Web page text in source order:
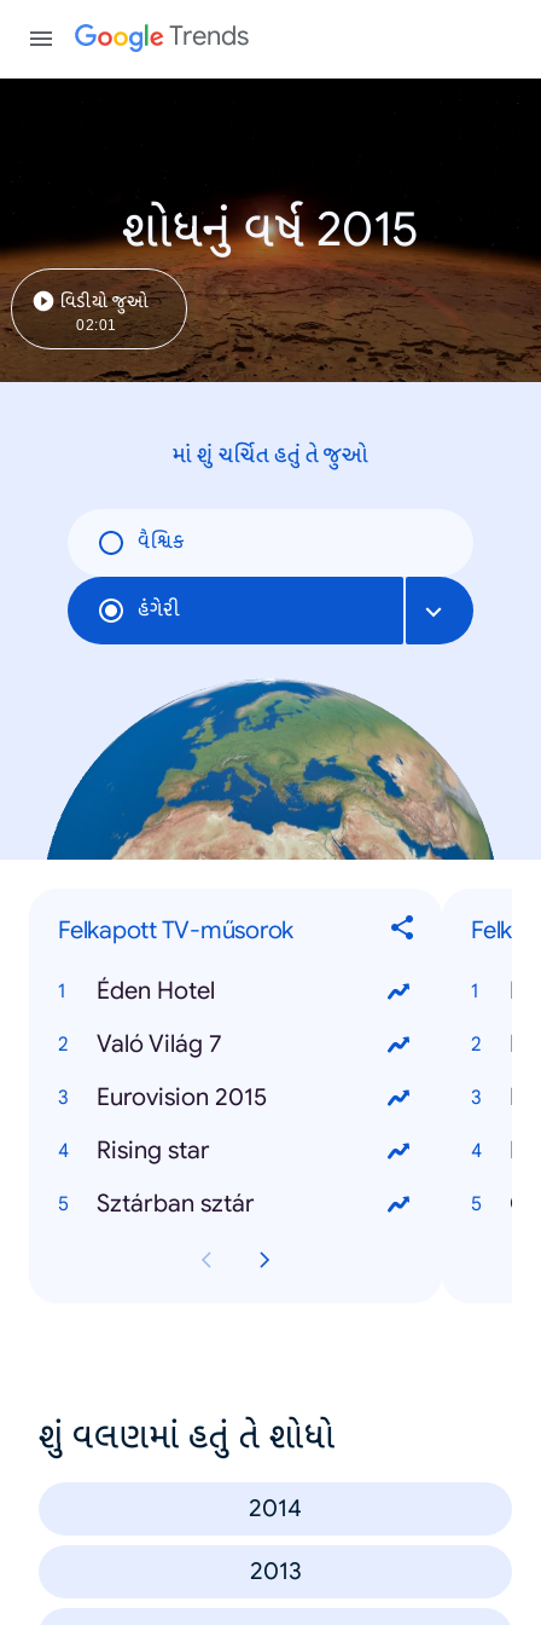
Trends
શોધનું વર્ષ 2015
વિડીયો જુઓ
02:01
માં શું ચર્ચિત હતું તે જુઓ
વૈશ્વિક
હંગેરી
Felkapott TV-műsorok
Éden Hotel
Való Világ 7
Eurovision 2015
Rising star
Sztárban sztár
શું વલણમાં હતું તે શોધો
2014
2013